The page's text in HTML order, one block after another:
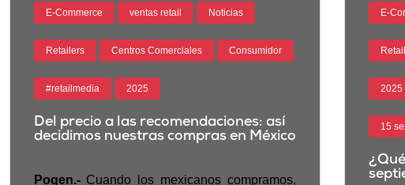
E-Commerce ventas retail Noticias
Retailers Centros Comerciales Consumidor
#retailmedia 2025
Del precio a las recomendaciones: así
decidimos nuestras compras en México
Pogen.- Cuando los mexicanos compramos,
E-
2025
15